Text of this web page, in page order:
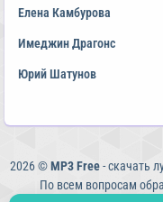
Елена Камбурова
Имеджин Драгонс
Юрий Шатунов
2026 ©MP3 Free- скачать
По всем вопросам